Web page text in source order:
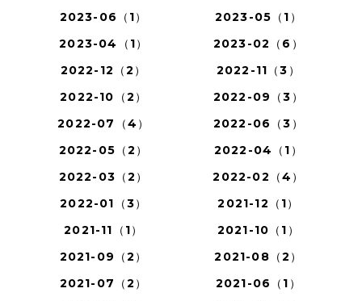
2023-06（1）
2023-05（1）
2023-04（1）
2023-02（6）
2022-12（2）
2022-11（3）
2022-10（2）
2022-09（3）
2022-07（4）
2022-06（3）
2022-05（2）
2022-04（1）
2022-03（2）
2022-02（4）
2022-01（3）
2021-12（1）
2021-11（1）
2021-10（1）
2021-09（2）
2021-08（2）
2021-07（2）
2021-06（1）